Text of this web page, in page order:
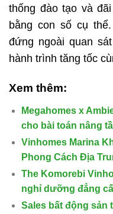
thống đào tạo và
bằng con số cụ
đứng ngoài quan
hành trình tăng tốc
Xem thêm:
Megahomes x
cho bài toán nâng
Vinhomes Marina
Phong Cách Địa
The Komorebi
nghỉ dưỡng đẳng
Sales bất động sản